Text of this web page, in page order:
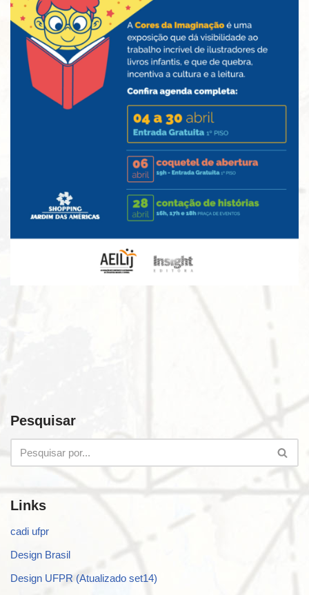
Pesquisar
Links
cadi ufpr
Design Brasil
Design UFPR (Atualizado set14)